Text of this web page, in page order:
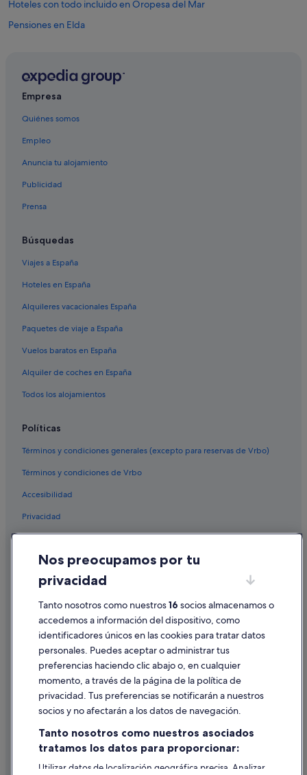
Hoteles con todo incluido en Oropesa del Mar
Pensiones en Elda
Pensiones en Villena
Valencia hoteles
Hoteles de 4 estrellas en Benidorm
Campings de caravanas en Canet d'en Berenguer
Campings de caravanas en Cullera
Pensiones en Cullera
Pensiones en Ribarroja del Turia
Hoteles con todo incluido en Marina d'Or - Ciudad de Vacaciones
Pensiones en Torre de la Horadada
Pensiones en Alzira
Pensiones en Burjassot
Apartoteles en Cullera
Campings de caravanas en Tavernes de la Valldigna
Hoteles con spa en Benidorm
Pensiones en Castelló de la Plana
Benidorm hoteles
Pensiones en Alicante
Iberostar hoteles en Alicante
Hoteles con todo incluido en Peñíscola
Hoteles con spa en Valencia
Pensiones en Valencia
Nh Hotels en Benidorm
Hoteles de 5 estrellas en Gandía
Apartoteles en Benidorm
Hoteles de 3 estrellas en Benidorm
Apartoteles en San Juan de Alicante
Peñíscola hoteles
Empresa
Quiénes somos
Empleo
Anuncia tu alojamiento
Publicidad
Prensa
Búsquedas
Viajes a España
Hoteles en España
Alquileres vacacionales España
Paquetes de viaje a España
Vuelos baratos en España
Alquiler de coches en España
Todos los alojamientos
Políticas
Términos y condiciones generales (excepto para reservas de Vrbo)
Términos y condiciones de Vrbo
Accesibilidad
Privacidad
Condiciones de uso
Información legal/contacto
Pautas sobre el contenido y cómo denunciar contenido
Ayuda
Cancelar un vuelo
Cancelar una reserva de hotel o de un alquiler vacacional
Plazos de reembolso
Utilizar un cupón de Expedia
Documentos para viajes internacionales
Nos preocupamos por tu
privacidad
Tanto nosotros como nuestros16 socios almacenamos o
accedemos a información del dispositivo, como
identificadores únicos en las cookies para tratar datos
personales. Puedes aceptar o administrar tus
preferencias haciendo clic abajo o, en cualquier
momento, a través de la página de la política de
privacidad. Tus preferencias se notificarán a nuestros
socios y no afectarán a los datos de navegación.
Tanto nosotros como nuestros asociados
tratamos los datos para proporcionar:
Utilizar datos de localización geográfica precisa. Analizar